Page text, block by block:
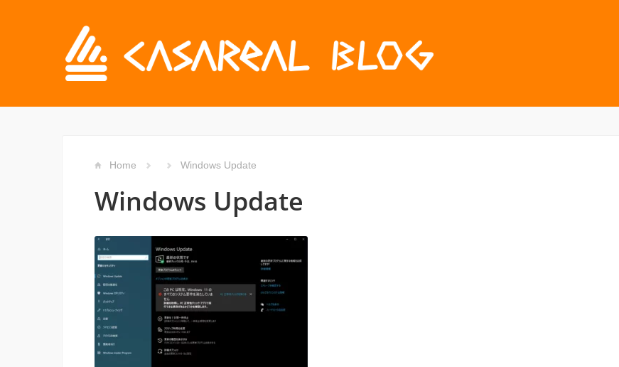
Home Windows Update
Windows Update